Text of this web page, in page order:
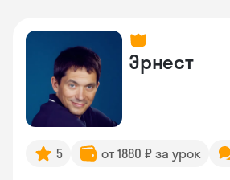
Эрнест
5 от 1880 ₽ за урок